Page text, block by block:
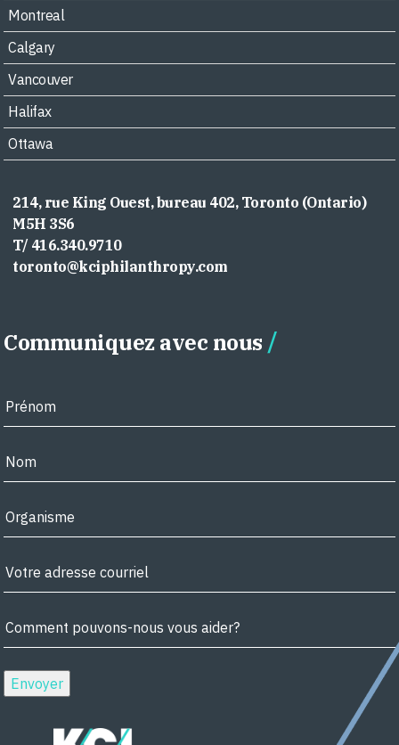
Montreal
Calgary
Vancouver
Halifax
Ottawa
214, rue King Ouest, bureau 402, Toronto (Ontario)
M5H 3S6
T/ 416.340.9710
toronto@kciphilanthropy.com
Communiquez avec nous